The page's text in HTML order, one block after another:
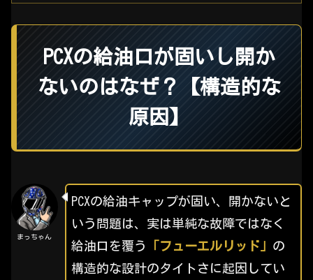
PCXの給油口が固いし開か
ないのはなぜ？【構造的な
原因】
まっちゃん
PCXの給油キャップが固い、開かないと
いう問題は、実は単純な故障ではなく
給油口を覆う
「フューエルリッド」 の
構造的な設計のタイトさに起因してい